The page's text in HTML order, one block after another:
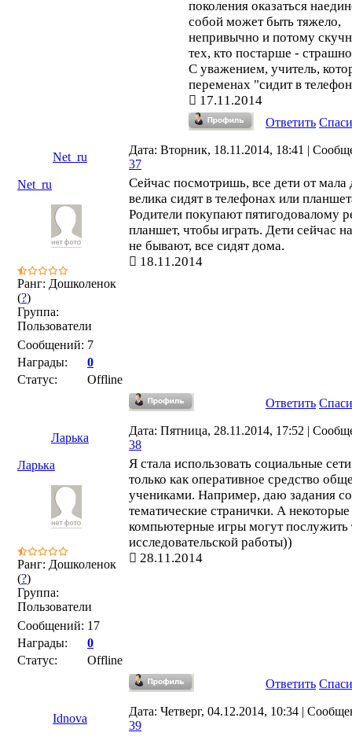
поколения оказаться
собой может быть тяжело,
непривычно и потому
тех, кто постарше -
С уважением, учитель,
переменах "сидит в
17.11.2014
Ответить
Net_ru
Дата: Вторник, 18.11.2014, 18:41 |
37
Net_ru
Ранг: Дошколенок
(?)
Группа:
Пользователи
Сообщений: 7
Награды:
0
Статус:
Offline
Сейчас посмотришь, все дети от мала
велика сидят в телефонах или
Родители покупают пятигодовалому
планшет, чтобы играть. Дети сейчас
не бывают, все сидят дома.
18.11.2014
Ответить
Ларька
Дата: Пятница, 28.11.2014, 17:52 |
38
Ларька
Ранг: Дошколенок
(?)
Группа:
Пользователи
Сообщений: 17
Награды:
0
Статус:
Offline
Я стала использовать социальные
только как оперативное средство
учениками. Например, даю задания
тематические странички. А некоторые
компьютерные игры могут послужить
исследовательской работы))
28.11.2014
Ответить
Idnova
Дата: Четверг, 04.12.2014, 10:34 |
39